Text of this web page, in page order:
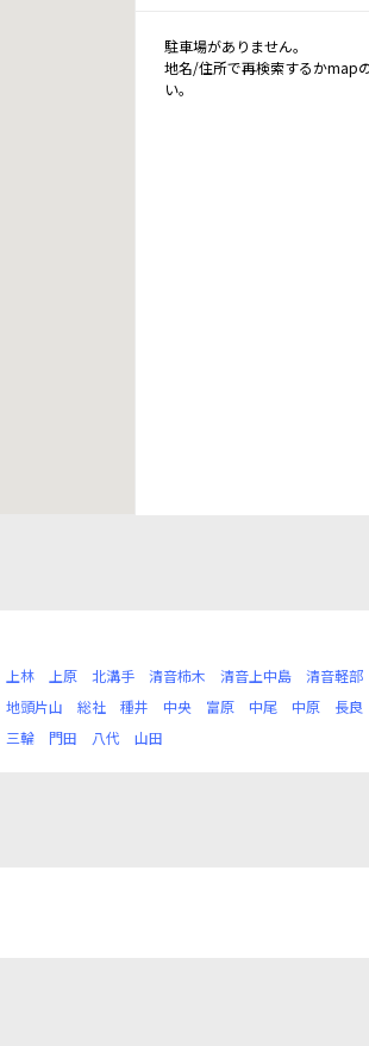
駐車場がありません。
地名/住所で再検索するかmap
い。
上林 上原 北溝手 清音柿木 清音上中島 清音軽部
地頭片山 総社 種井 中央 富原 中尾 中原 長良
三輪 門田 八代 山田